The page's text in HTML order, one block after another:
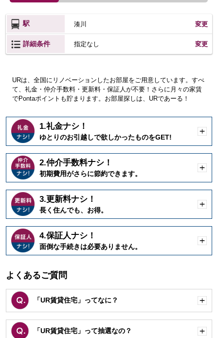
駅 湊川 変更
詳細条件 指定なし 変更
URは、全国にリノベーションしたお部屋をご用意しています。すべ
て、礼金・仲介手数料・更新料・保証人が不要！さらに月々の家賃
でPontaポイントも貯まります。お部屋探しは、URであーる！
1.礼金ナシ！
ゆとりのお引越しで欲しかったものをGET!
く
2.仲介手数料ナシ！
初期費用がさらに節約できます。
く
3.更新料ナシ！
長く住んでも、お得。
く
4.保証人ナシ！
面倒な手続きは必要ありません。
く
よくあるご質問
「UR賃貸住宅」ってなに？
く
「UR賃貸住宅」って抽選なの？